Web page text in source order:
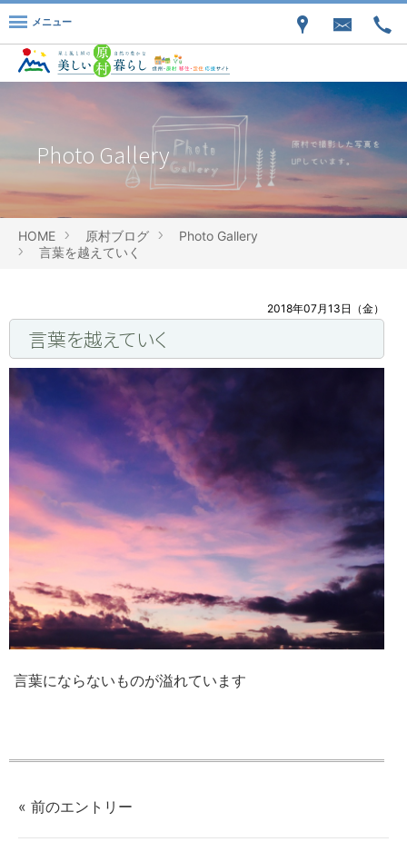
メニュー
Photo Gallery
HOME 原村ブログ
Photo Gallery
言葉を越えていく
2018年07月13日（金）
言葉を越えていく
言葉にならないものが溢れています
« 前のエントリー